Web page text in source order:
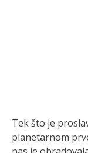
Tek što je
planetarnom